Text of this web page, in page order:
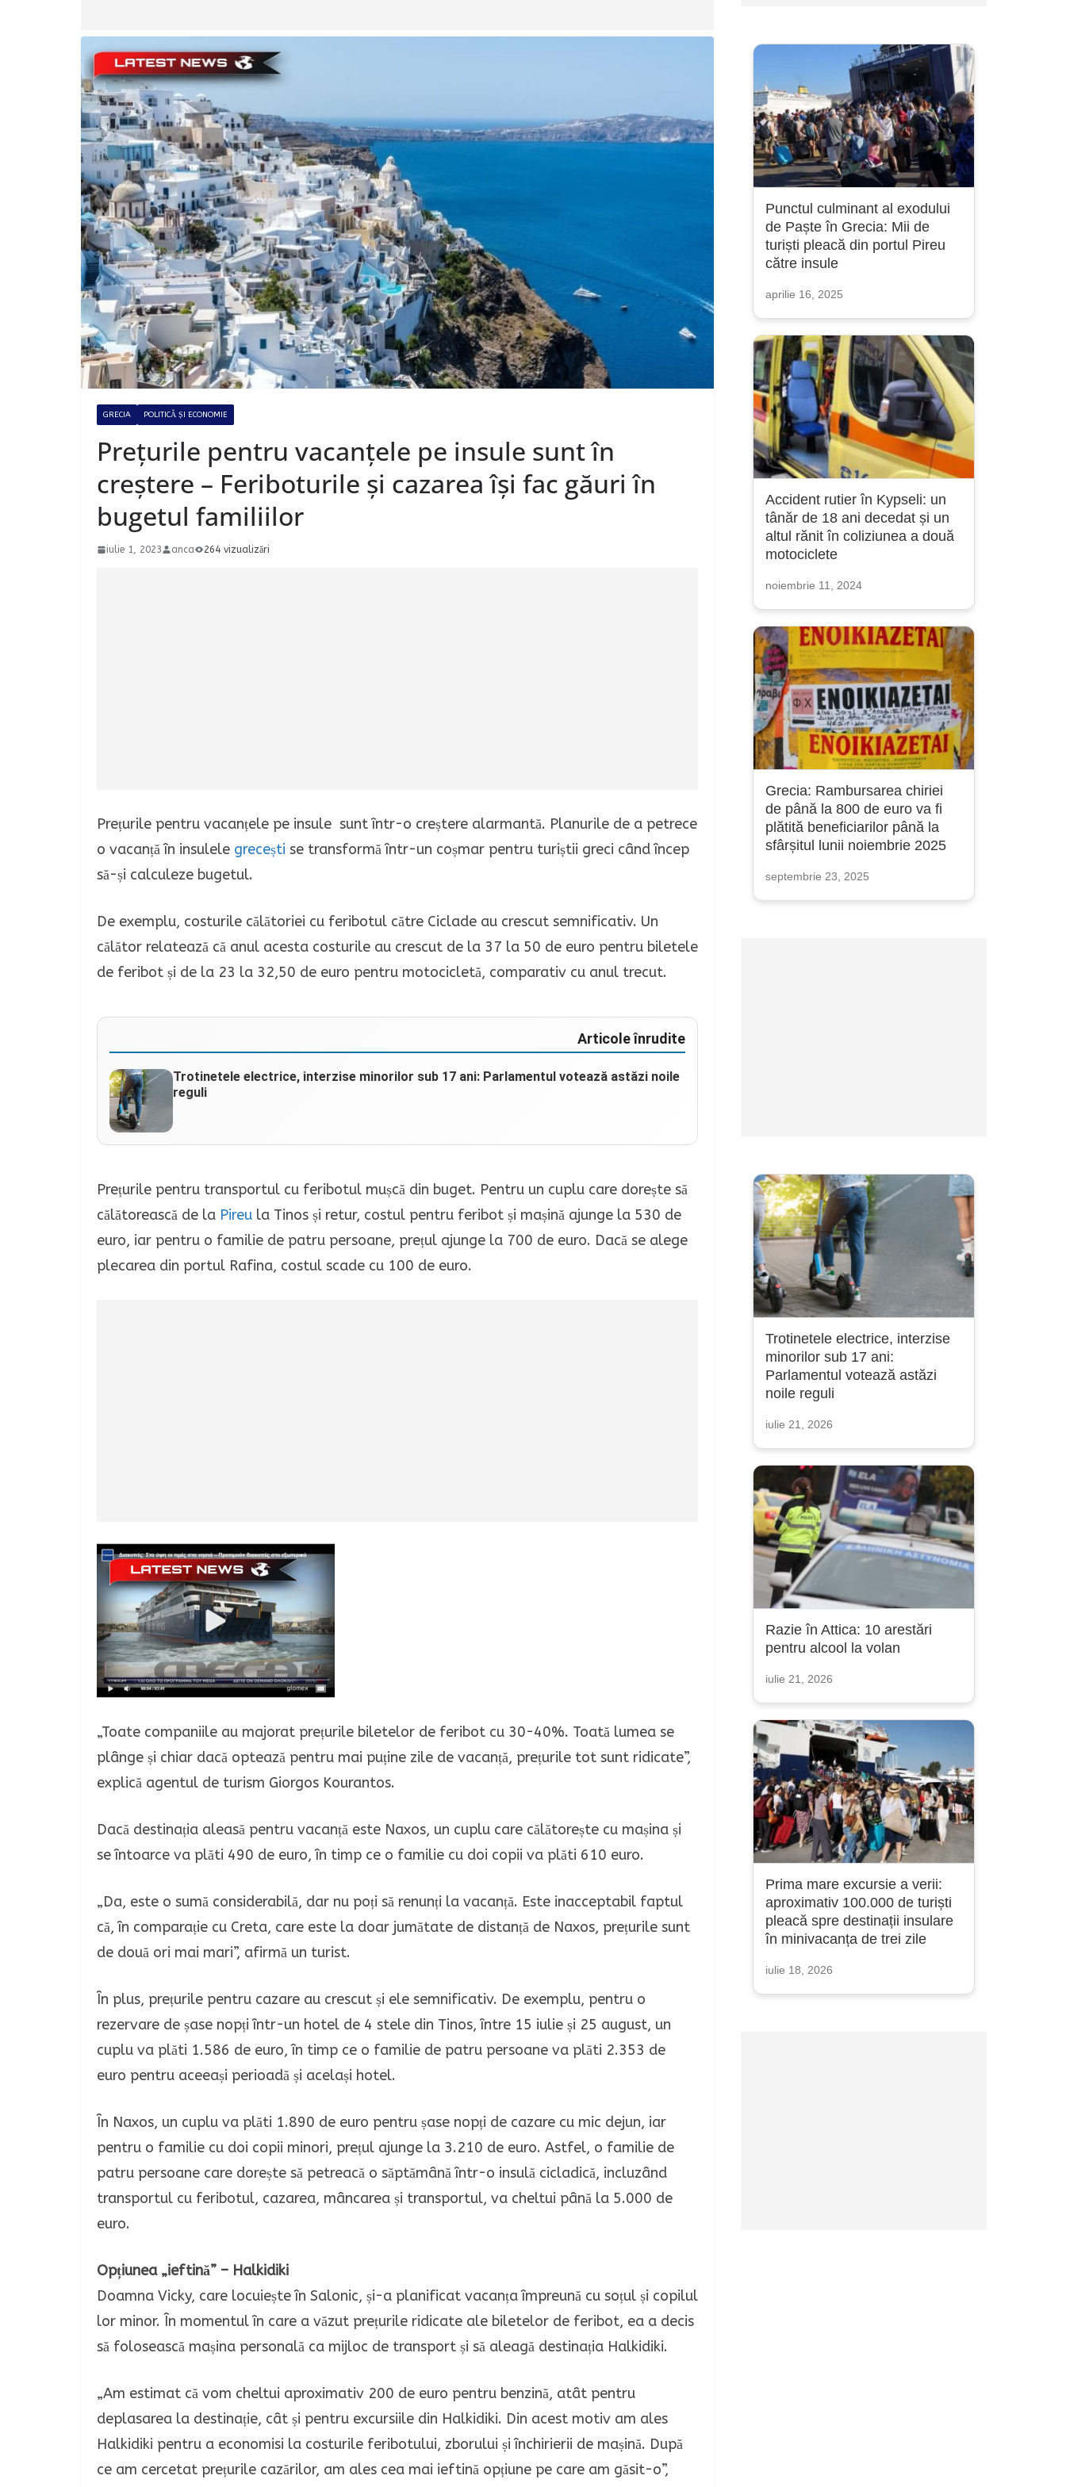
GRECIA POLITICĂ ȘI ECONOMIE
Prețurile pentru vacanțele pe insule sunt în
creștere – Feriboturile și cazarea își fac găuri în
bugetul familiilor
iulie 1, 2023 anca 264 vizualizări
Prețurile pentru vacanțele pe insule sunt într-o creștere alarmantă. Planurile de a petrece
o vacanță în insulele grecești se transformă într-un coșmar pentru turiștii greci când încep
să-și calculeze bugetul.
De exemplu, costurile călătoriei cu feribotul către Ciclade au crescut semnificativ. Un
călător relatează că anul acesta costurile au crescut de la 37 la 50 de euro pentru biletele
de feribot și de la 23 la 32,50 de euro pentru motocicletă, comparativ cu anul trecut.
Articole înrudite
Trotinetele electrice, interzise minorilor sub 17 ani: Parlamentul votează astăzi noile
reguli
Prețurile pentru transportul cu feribotul mușcă din buget. Pentru un cuplu care dorește să
călătorească de la Pireu la Tinos și retur, costul pentru feribot și mașină ajunge la 530 de
euro, iar pentru o familie de patru persoane, prețul ajunge la 700 de euro. Dacă se alege
plecarea din portul Rafina, costul scade cu 100 de euro.
„Toate companiile au majorat prețurile biletelor de feribot cu 30-40%. Toată lumea se
plânge și chiar dacă optează pentru mai puține zile de vacanță, prețurile tot sunt ridicate”,
explică agentul de turism Giorgos Kourantos.
Dacă destinația aleasă pentru vacanță este Naxos, un cuplu care călătorește cu mașina și
se întoarce va plăti 490 de euro, în timp ce o familie cu doi copii va plăti 610 euro.
„Da, este o sumă considerabilă, dar nu poți să renunți la vacanță. Este inacceptabil faptul
că, în comparație cu Creta, care este la doar jumătate de distanță de Naxos, prețurile sunt
de două ori mai mari”, afirmă un turist.
În plus, prețurile pentru cazare au crescut și ele semnificativ. De exemplu, pentru o
rezervare de șase nopți într-un hotel de 4 stele din Tinos, între 15 iulie și 25 august, un
cuplu va plăti 1.586 de euro, în timp ce o familie de patru persoane va plăti 2.353 de
euro pentru aceeași perioadă și același hotel.
În Naxos, un cuplu va plăti 1.890 de euro pentru șase nopți de cazare cu mic dejun, iar
pentru o familie cu doi copii minori, prețul ajunge la 3.210 de euro. Astfel, o familie de
patru persoane care dorește să petreacă o săptămână într-o insulă cicladică, incluzând
transportul cu feribotul, cazarea, mâncarea și transportul, va cheltui până la 5.000 de
euro.
Opțiunea „ieftină” – Halkidiki
Doamna Vicky, care locuiește în Salonic, și-a planificat vacanța împreună cu soțul și copilul
lor minor. În momentul în care a văzut prețurile ridicate ale biletelor de feribot, ea a decis
să folosească mașina personală ca mijloc de transport și să aleagă destinația Halkidiki.
„Am estimat că vom cheltui aproximativ 200 de euro pentru benzină, atât pentru
deplasarea la destinație, cât și pentru excursiile din Halkidiki. Din acest motiv am ales
Halkidiki pentru a economisi la costurile feribotului, zborului și închirierii de mașină. După
ce am cercetat prețurile cazărilor, am ales cea mai ieftină opțiune pe care am găsit-o”,
Punctul culminant al exodului
de Paște în Grecia: Mii de
turiști pleacă din portul Pireu
către insule
aprilie 16, 2025
Accident rutier în Kypseli: un
tânăr de 18 ani decedat și un
altul rănit în coliziunea a două
motociclete
noiembrie 11, 2024
Grecia: Rambursarea chiriei
de până la 800 de euro va fi
plătită beneficiarilor până la
sfârșitul lunii noiembrie 2025
septembrie 23, 2025
Trotinetele electrice, interzise
minorilor sub 17 ani:
Parlamentul votează astăzi
noile reguli
iulie 21, 2026
Razie în Attica: 10 arestări
pentru alcool la volan
iulie 21, 2026
Prima mare excursie a verii:
aproximativ 100.000 de turiști
pleacă spre destinații insulare
în minivacanța de trei zile
iulie 18, 2026